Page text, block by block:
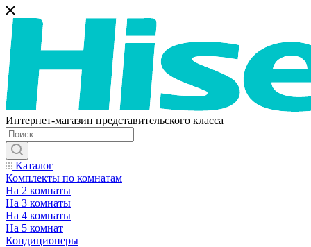
Интернет-магазин представительского класса
Каталог
Комплекты по комнатам
На 2 комнаты
На 3 комнаты
На 4 комнаты
На 5 комнат
Кондиционеры